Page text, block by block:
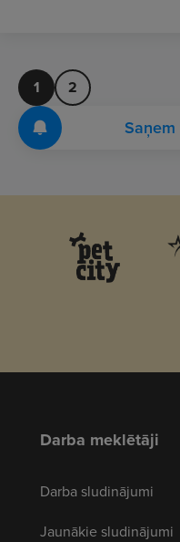
1 2
Darba meklētāji
Darba sludinājumi
Jaunākie sludinājumi